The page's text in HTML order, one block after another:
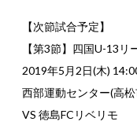
【次節試合予定】
【第3節】四国U-13
2019年5月2日(木)
西部運動センター(高松
VS 徳島FCリベリモ